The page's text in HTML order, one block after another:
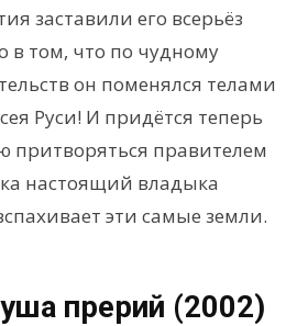
заставили его всерьёз
в том, что по чудному
он поменялся телами
Руси! И придётся теперь
притворяться правителем
настоящий владыка
эти самые земли.
прерий (2002)